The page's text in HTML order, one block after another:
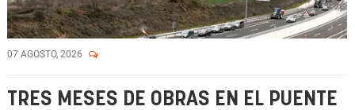
07 AGOSTO, 2026
TRES MESES DE OBRAS EN EL PUENTE